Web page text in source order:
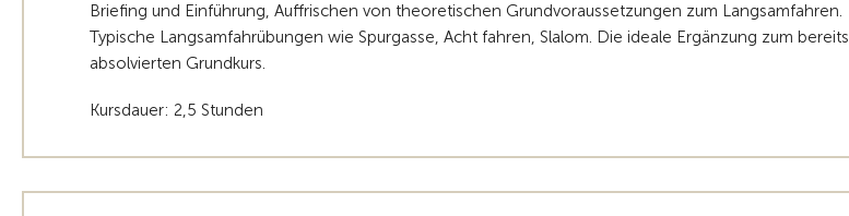
Briefing und Einführung, Auffrischen von theoretischen Grundvoraussetzungen zum Langsamfahren.
Typische Langsamfahrübungen wie Spurgasse, Acht fahren, Slalom. Die ideale Ergänzung zum bereits
absolvierten Grundkurs.
Kursdauer: 2,5 Stunden